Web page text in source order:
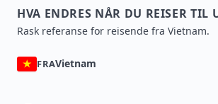
HVA ENDRES NÅR DU REISER TIL
Rask referanse for reisende fra Vietnam.
FRAVietnam